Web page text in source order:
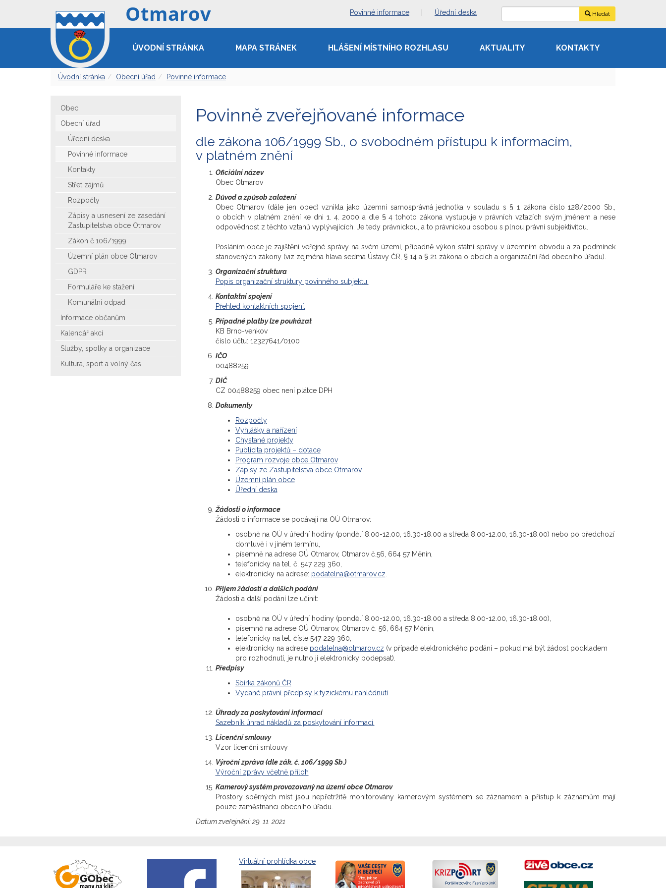
Povinné informace Úřední deska Hledat
ÚVODNÍ STRÁNKA MAPA STRÁNEK HLÁŠENÍ MÍSTNÍHO ROZHLASU AKTUALITY KONTAKTY
Úvodní stránka Obecní úřad Povinné informace
Obec
Obecní úřad
Úřední deska
Povinné informace
Kontakty
Střet zájmů
Rozpočty
Zápisy a usnesení ze zasedání
Zastupitelstva obce Otmarov
Zákon č.106/1999
Územní plán obce Otmarov
GDPR
Formuláře ke stažení
Komunální odpad
Informace občanům
Kalendář akcí
Služby, spolky a organizace
Kultura, sport a volný čas
Povinně zveřejňované informace
dle zákona 106/1999 Sb., o svobodném přístupu k informacím,
v platném znění
Oficiální název
Obec Otmarov
Důvod a způsob založení
Obec Otmarov (dále jen obec) vznikla jako územní samosprávná jednotka v souladu s § 1 zákona číslo 128/2000 Sb.,
o obcích v platném znění ke dni 1. 4. 2000 a dle § 4 tohoto zákona vystupuje v právních vztazích svým jménem a nese
odpovědnost z těchto vztahů vyplývajících. Je tedy právnickou, a to právnickou osobou s plnou právní subjektivitou.
Posláním obce je zajištění veřejné správy na svém území, případně výkon státní správy v územním obvodu a za podmínek
stanovených zákony (viz zejména hlava sedmá Ústavy ČR, § 14 a § 21 zákona o obcích a organizační řád obecního úřadu).
Organizační struktura
Popis organizační struktury povinného subjektu.
Kontaktní spojení
Přehled kontaktních spojení.
Případné platby lze poukázat
KB Brno-venkov
číslo účtu: 12327641/0100
IČO
00488259
DIČ
CZ 00488259 obec není plátce DPH
Dokumenty
Rozpočty
Vyhlášky a nařízení
Chystané projekty
Publicita projektů – dotace
Program rozvoje obce Otmarov
Zápisy ze Zastupitelstva obce Otmarov
Územní plán obce
Üřední deska
Žádosti o informace
Žádosti o informace se podávají na OÚ Otmarov:
osobně na OÚ v úřední hodiny (pondělí 8.00-12.00, 16.30-18.00 a středa 8.00-12.00, 16.30-18.00) nebo po předchozí
domluvě i v jiném termínu,
písemně na adrese OÚ Otmarov, Otmarov č.56, 664 57 Měnín,
telefonicky na tel. č. 547 229 360,
elektronicky na adrese: podatelna@otmarov.cz
Příjem žádostí a dalšich podání
Žádosti a další podání lze učinit:
osobně na OÚ v úřední hodiny (pondělí 8.00-12.00, 16.30-18.00 a středa 8.00-12.00, 16.30-18.00),
písemně na adrese OÚ Otmarov, Otmarov č. 56, 664 57 Měnín,
telefonicky na tel. čísle 547 229 360,
elektronicky na adrese podatelna@otmarov.cz (v případě elektronického podání – pokud má být žádost podkladem
pro rozhodnutí, je nutno ji elektronicky podepsat).
Předpisy
Sbírka zákonů ČR
Vydané právní předpisy k fyzickému nahlédnutí
Úhrady za poskytování informací
Sazebník úhrad nákladů za poskytování informací.
Licenční smlouvy
Vzor licenční smlouvy
Výroční zpráva (dle zák. č. 106/1999 Sb.)
Výroční zprávy včetně příloh
Kamerový systém provozovaný na území obce Otmarov
Prostory sběrných míst jsou nepřetržitě monitorovány kamerovým systémem se záznamem a přístup k záznamům mají
pouze zaměstnanci obecního úřadu.
Datum zveřejnění:29. 11. 2021
Virtuální prohlídka obce